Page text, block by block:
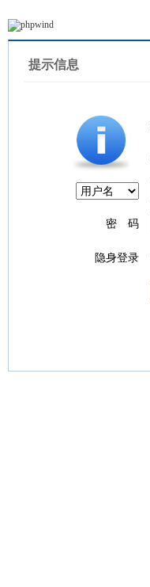
提示信息
密 码
隐身登录